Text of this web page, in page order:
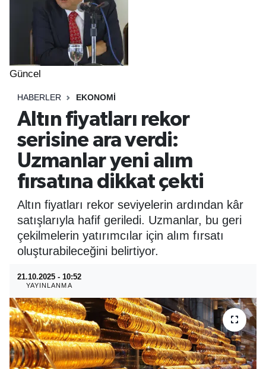
Güncel
HABERLER EKONOMI
Altın fiyatları rekor
serisine ara verdi:
Uzmanlar yeni alım
fırsatına dikkat çekti
Altın fiyatları rekor seviyelerin ardından kâr
satışlarıyla hafif geriledi. Uzmanlar, bu geri
çekilmelerin yatırımcılar için alım fırsatı
oluşturabileceğini belirtiyor.
21.10.2025 - 10:52
YAYINLANMA